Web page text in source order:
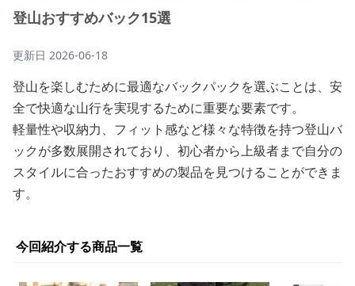
登山おすすめバック15選
更新日 2026-06-18
登山を楽しむために最適なバックパックを選ぶことは、安
全で快適な山行を実現するために重要な要素です。
軽量性や収納力、フィット感など様々な特徴を持つ登山バ
ックが多数展開されており、初心者から上級者まで自分の
スタイルに合ったおすすめの製品を見つけることができま
す。
今回紹介する商品一覧